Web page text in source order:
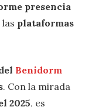
presencia
plataformas
Benidorm
. Con la mirada
2025, es